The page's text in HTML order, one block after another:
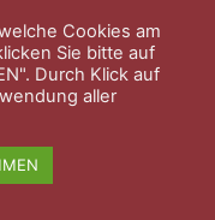
Cookies am
Sie bitte auf
Durch Klick auf
aller